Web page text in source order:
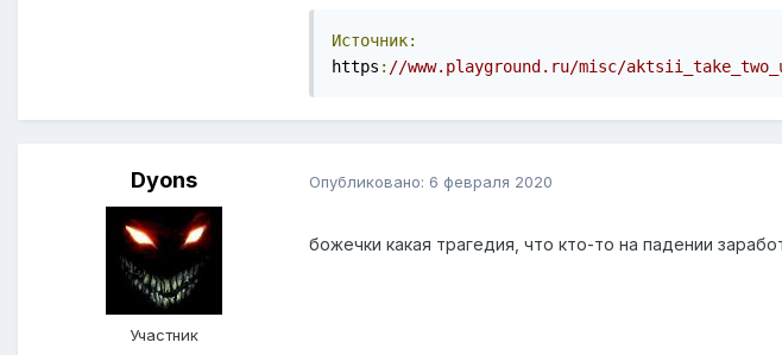
Источник:
https : //www.playground.ru/misc/
Dyons
Участник
Опубликовано: 6 февраля 2020
божечки какая трагедия, что кто-то на падении